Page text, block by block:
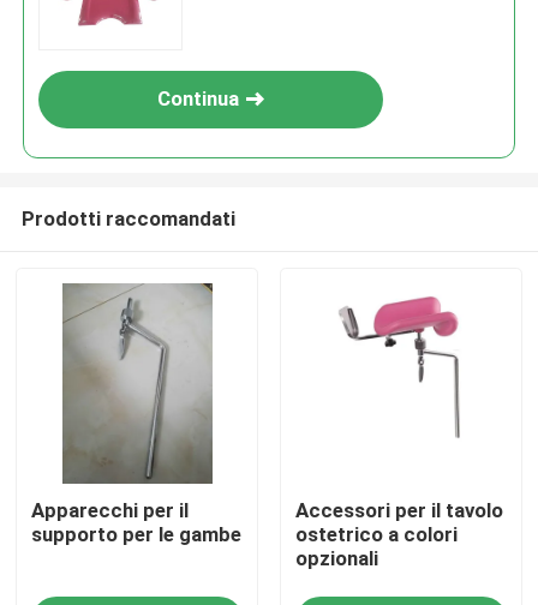
Continua
Prodotti raccomandati
Apparecchi per il
supporto per le gambe
Accessori per il tavolo
ostetrico a colori
opzionali